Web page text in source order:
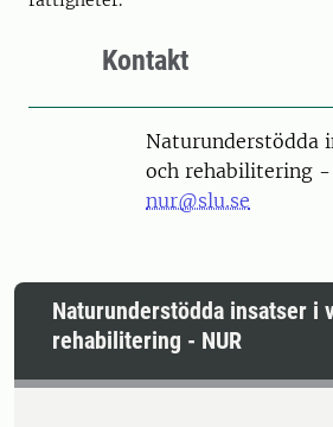
Kontakt
Naturunderstödda
och rehabilitering -
nur@slu.se
Naturunderstödda insatser i
rehabilitering - NUR